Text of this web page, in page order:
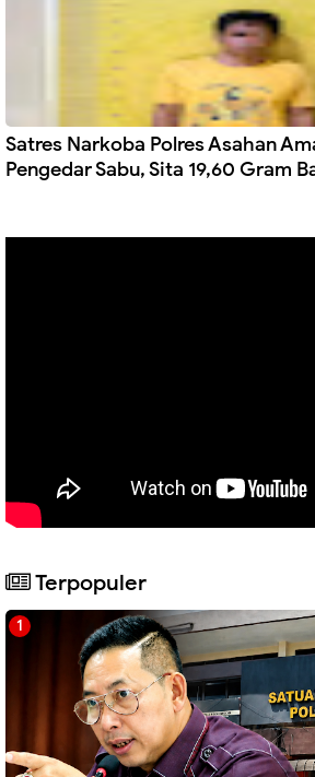
Satres Narkoba Polres Asahan
Pengedar Sabu, Sita 19,60 Gram
Terpopuler